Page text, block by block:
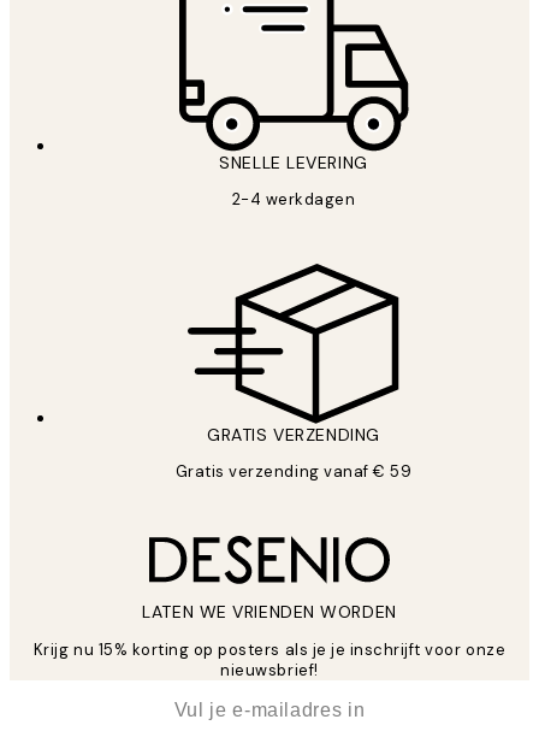
SNELLE LEVERING
2-4 werkdagen
GRATIS VERZENDING
Gratis verzending vanaf € 59
LATEN WE VRIENDEN WORDEN
Krijg nu 15% korting op posters als je je inschrijft voor onze
nieuwsbrief!